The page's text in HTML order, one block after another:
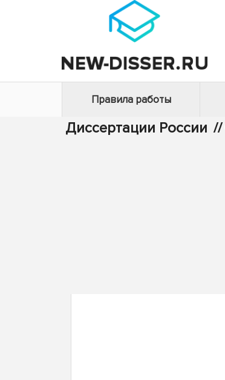
Правила работы
Диссертации России //